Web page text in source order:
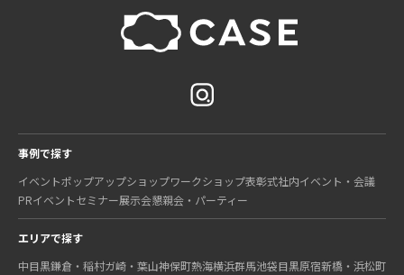
事例で探す
イベントポップアップショップワークショップ表彰式社内イベント・会議
PRイベントセミナー展示会懇親会・パーティー
エリアで探す
中目黒鎌倉・稲村ガ崎・葉山神保町熱海横浜群馬池袋目黒原宿新橋・浜松町